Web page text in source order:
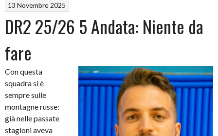
13 Novembre 2025
DR2 25/26 5 Andata: Niente da
fare
Con questa
squadra si è
sempre sulle
montagne russe:
già nelle passate
stagioni aveva